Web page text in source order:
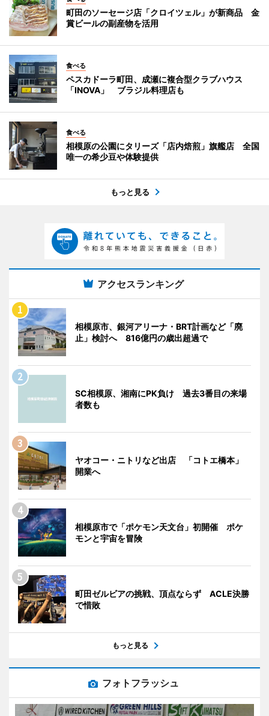
町田のソーセージ店「クロイツェル」が新商品 金
賞ビールの副産物を活用
食べる
ペスカドーラ町田、成瀬に複合型クラブハウス
「INOVA」 ブラジル料理店も
食べる
相模原の公園にタリーズ「店内焙煎」旗艦店 全国
唯一の希少豆や体験提供
もっと見る
アクセスランキング
相模原市、銀河アリーナ・BRT計画など「廃
止」検討へ 816億円の歳出超過で
SC相模原、湘南にPK負け 過去3番目の来場
者数も
ヤオコー・ニトリなど出店 「コトエ橋本」
開業へ
相模原市で「ポケモン天文台」初開催 ポケ
モンと宇宙を冒険
町田ゼルビアの挑戦、頂点ならず ACLE決勝
で惜敗
もっと見る
フォトフラッシュ